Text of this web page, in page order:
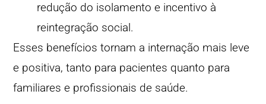
redução do isolamento e incentivo à
reintegração social.
Esses benefícios tornam a internação mais leve
e positiva, tanto para pacientes quanto para
familiares e profissionais de saúde.